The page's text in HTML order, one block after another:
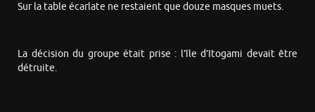
Sur la table écarlate ne restaient que douze masques muets.
La décision du groupe était prise : l’île d’Itogami devait être
détruite.